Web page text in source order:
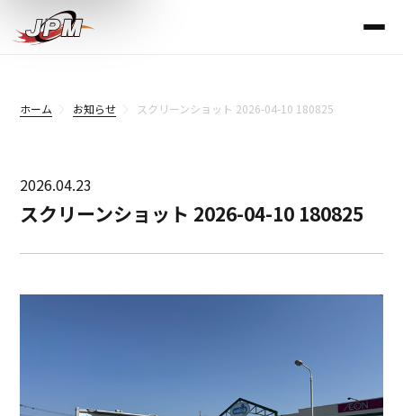
ホーム お知らせ スクリーンショット 2026-04-10 180825
2026.04.23
スクリーンショット 2026-04-10 180825